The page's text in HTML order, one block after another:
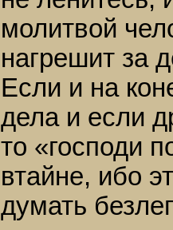
молитвой
нагрешит за
Если и на
дела и если
то «господи
втайне, ибо
думать